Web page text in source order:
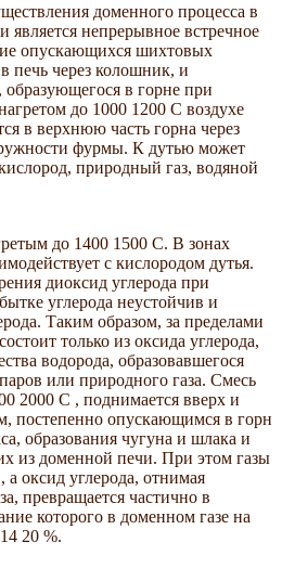
доменного процесса в
является непрерывное встречное
опускающихся шихтовых
печь через колошник, и
образующегося в горне при
до 1000 1200 С воздухе
в верхнюю часть горна через
фурмы. К дутью может
природный газ, водяной
до 1400 1500 С. В зонах
с кислородом дутья.
диоксид углерода при
углерода неустойчив и
Таким образом, за пределами
только из оксида углерода,
водорода, образовавшегося
или природного газа. Смесь
2000 С , поднимается вверх и
постепенно опускающимся в горн
образования чугуна и шлака и
из доменной печи. При этом газы
оксид углерода, отнимая
превращается частично в
которого в доменном газе на
20 %.